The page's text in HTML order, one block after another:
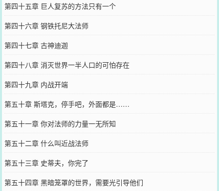
第四十五章 巨人复苏的方法只有一个
第四十六章 钢铁托尼大法师
第四十七章 古神迪迦
第四十八章 消灭世界一半人口的可怕存在
第四十九章 内战开端
第五十章 斯塔克，停手吧，外面都是……
第五十一章 你对法师的力量一无所知
第五十二章 什么叫近战法师
第五十三章 史蒂夫，你完了
第五十四章 黑暗笼罩的世界，需要光引导他们